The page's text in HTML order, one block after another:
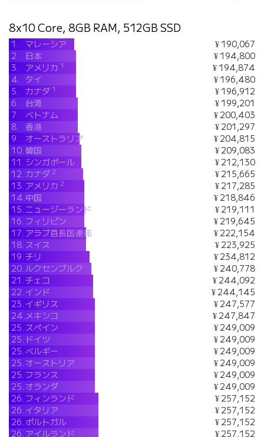
8x10 Core, 8GB RAM, 512GB SSD
1. マレーシア
¥ 190,067
2.
日本
¥ 194,800
3.
アメリカ 1
¥ 194,874
4. タイ
¥ 196,480
5.
カナダ 1
¥ 196,912
6.
台湾
¥ 199,201
7.
ベトナム
¥ 200,403
8.
香港
¥ 201,297
9.
オーストラリア
¥ 204,815
10.韓国
¥ 209,083
11. シンガポール
¥ 212,130
12. カナダ 2
¥ 215,665
13. アメリカ 2
¥ 217,285
14.中国
¥ 218,846
15. ニュージーランド
¥ 219,111
16. フィリピン
¥ 219,645
17. アラブ首長国連邦
¥ 222,154
18. スイス
¥ 223,925
19.チリ
¥ 234,812
20.ルクセンブルク
¥ 240,778
21.チェコ
¥ 244,092
22. インド
¥ 244,145
23. イギリス
¥ 247,577
24.メキシコ
¥ 247,847
25. スペイン
¥ 249,009
25. ドイツ
¥ 249,009
25.ベルギー
¥ 249,009
25.オーストリア
¥ 249,009
25. フランス
¥ 249,009
25.オランダ
¥ 249,009
26. フィンランド
¥ 257,152
26. イタリア
¥ 257,152
26. ポルトガル
¥ 257,152
26. アイルランド ¥ 257,152